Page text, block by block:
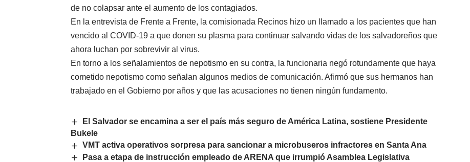
de no colapsar ante el aumento de los contagiados.
En la entrevista de Frente a Frente, la comisionada Recinos hizo un llamado a los pacientes que han
vencido al COVID-19 a que donen su plasma para continuar salvando vidas de los salvadoreños que
ahora luchan por sobrevivir al virus.
En torno a los señalamientos de nepotismo en su contra, la funcionaria negó rotundamente que haya
cometido nepotismo como señalan algunos medios de comunicación. Afirmó que sus hermanos han
trabajado en el Gobierno por años y que las acusaciones no tienen ningún fundamento.
El Salvador se encamina a ser el país más seguro de América Latina, sostiene Presidente
Bukele
VMT activa operativos sorpresa para sancionar a microbuseros infractores en Santa Ana
Pasa a etapa de instrucción empleado de ARENA que irrumpió Asamblea Legislativa